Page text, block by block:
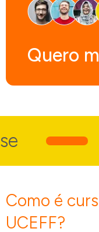
Quero
Como é
UCEFF?